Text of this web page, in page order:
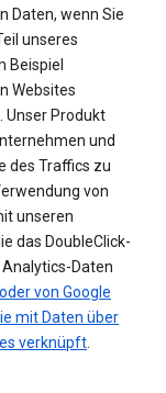
Daten, wenn Sie
unseres
Beispiel
Websites
Unser Produkt
und
des Traffics zu
von
unseren
das DoubleClick-
Daten
von Google
mit Daten über
verknüpft.